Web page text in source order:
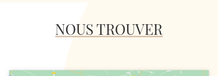
NOUS TROUVER